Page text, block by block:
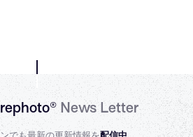
News Letter